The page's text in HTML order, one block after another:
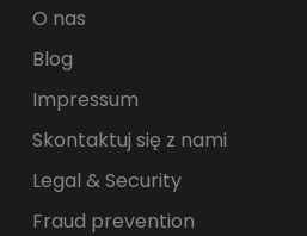
zł PLN
O nas
Blog
Impressum
Skontaktuj się z nami
Legal & Security
Fraud prevention